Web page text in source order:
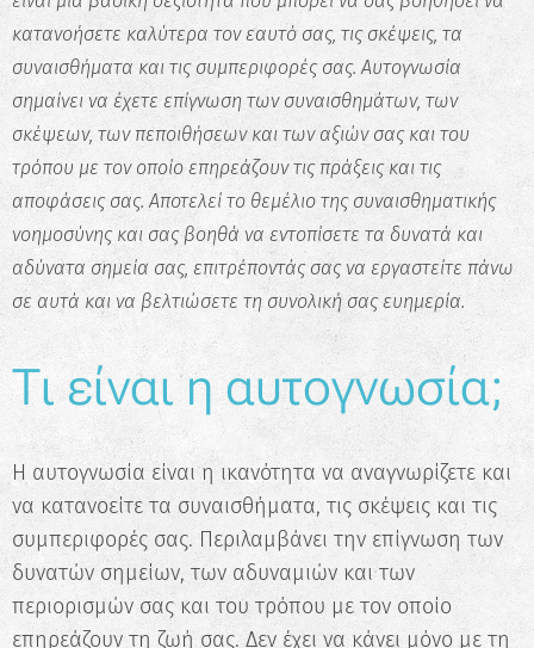
κατανοήσετε καλύτερα τον εαυτό σας, τις σκέψεις, τα
συναισθήματα και τις συμπεριφορές σας. Αυτογνωσία
σημαίνει να έχετε επίγνωση των συναισθημάτων, των
σκέψεων, των πεποιθήσεων και των αξιών σας και του
τρόπου με τον οποίο επηρεάζουν τις πράξεις και τις
αποφάσεις σας. Αποτελεί το θεμέλιο της συναισθηματικής
νοημοσύνης και σας βοηθά να εντοπίσετε τα δυνατά και
αδύνατα σημεία σας, επιτρέποντάς σας να εργαστείτε πάνω
σε αυτά και να βελτιώσετε τη συνολική σας ευημερία.
Τι είναι η αυτογνωσία;
Η αυτογνωσία είναι η ικανότητα να αναγνωρίζετε και
να κατανοείτε τα συναισθήματα, τις σκέψεις και τις
συμπεριφορές σας. Περιλαμβάνει την επίγνωση των
δυνατών σημείων, των αδυναμιών και των
περιορισμών σας και του τρόπου με τον οποίο
επηρεάζουν τη ζωή σας. Δεν έχει να κάνει μόνο με τη